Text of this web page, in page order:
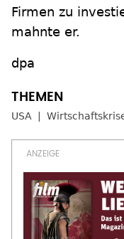
Firmen zu
mahnte er.
dpa
USA